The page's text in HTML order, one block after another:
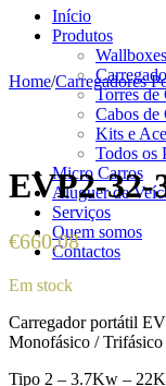
Início
Produtos
Wallboxes
Torres de
Cabos de
Kits e
Todos os
Micro Carros
Aluguer de
Serviços
Quem somos
Contactos
Home/Carregadores
EVP2-32-
€660,08
Em stock
Carregador portátil
Monofásico / Trifásico
Tipo 2 – 3.7Kw –